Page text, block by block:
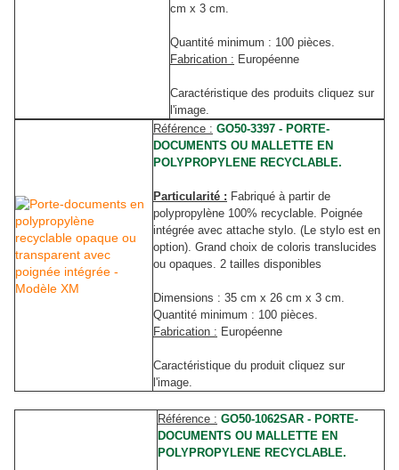
cm x 3 cm.
Quantité minimum : 100 pièces.
Fabrication : Européenne
Caractéristique des produits cliquez sur
l'image.
Référence : GO50-3397 - PORTE-
DOCUMENTS OU MALLETTE EN
POLYPROPYLENE RECYCLABLE.
Particularité : Fabriqué à partir de
polypropylène 100% recyclable. Poignée
intégrée avec attache stylo. (Le stylo est en
option). Grand choix de coloris translucides
ou opaques. 2 tailles disponibles
Dimensions : 35 cm x 26 cm x 3 cm.
Quantité minimum : 100 pièces.
Fabrication : Européenne
Caractéristique du produit cliquez sur
l'image.
Référence : GO50-1062SAR - PORTE-
DOCUMENTS OU MALLETTE EN
POLYPROPYLENE RECYCLABLE.